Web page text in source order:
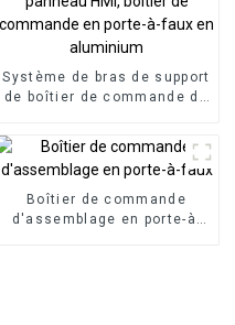
Système de bras de support
de boîtier de commande de
commande en porte-à-faux
en aluminium
Boîtier de commande
d'assemblage en porte-à-